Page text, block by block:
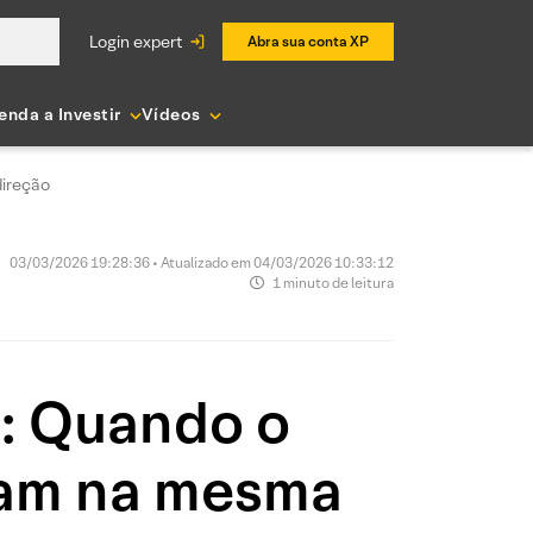
login expert Abra sua conta XP
a Investir Vídeos
03/03/2026 19:28:36 • Atualizado em 04/03/2026 10:33:12
1 minuto de leitura
Quando o
na mesma